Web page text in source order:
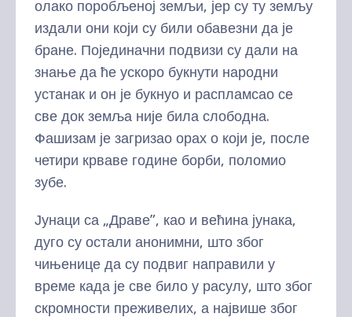
олако поробљеној земљи, јер су ту земљу
издали они који су били обавезни да је
бране. Појединачни подвизи су дали на
знање да ће ускоро букнути народни
устанак и он је букнуо и распламсао се
све док земља није била слободна.
Фашизам је загризао орах о који је, после
четири крваве године борби, поломио
зубе.
Јунаци са „Драве”, као и већина јунака,
дуго су остали анонимни, што због
чињенице да су подвиг направили у
време када је све било у расулу, што због
скромности преживелих, а највише због